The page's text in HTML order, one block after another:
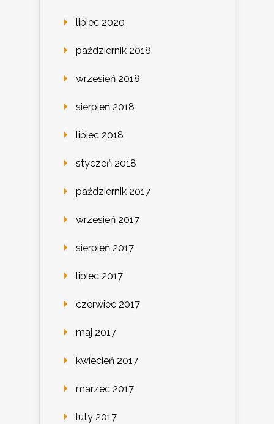
lipiec 2020
październik 2018
wrzesień 2018
sierpień 2018
lipiec 2018
styczeń 2018
październik 2017
wrzesień 2017
sierpień 2017
lipiec 2017
czerwiec 2017
maj 2017
kwiecień 2017
marzec 2017
luty 2017